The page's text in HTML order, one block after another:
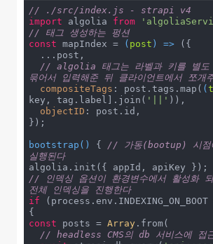
// ./src/index.js - strapi v4
import algolia from
// 태그 생성하는 펑션
const mapIndex = ( post ) => ({
// algolia 태그는 라벨과 키를 별도
묶어서 입력해준 뒤 클라이언트에서 쪼개
compositeTags : post.tags.map( (
key, tag.label].join( '||' )),
objectID : post.id,
});
bootstrap ( ) {
// 가동(bootup) 시점
실행된다
// 인덱싱 옵션이 환경변수에서 활성화
전체 인덱싱을 진행한다
if (process.env.INDEXING_ON_BOOT
const posts = Array.from(
// headless CMS의 db 서비스에 접